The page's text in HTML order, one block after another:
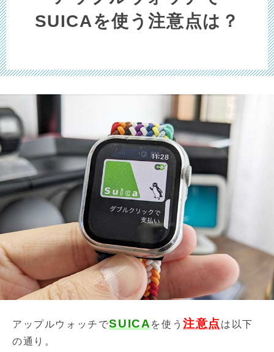
SUICAを使う注意点は？
アップルウォッチでSUICA を使う注意点 は以下
の通り。